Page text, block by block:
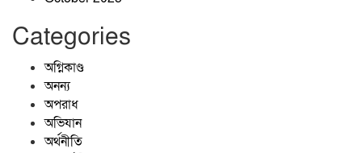
Categories
অগ্নিকাণ্ড
অনন্য
অপরাধ
অভিযান
অর্থনীতি